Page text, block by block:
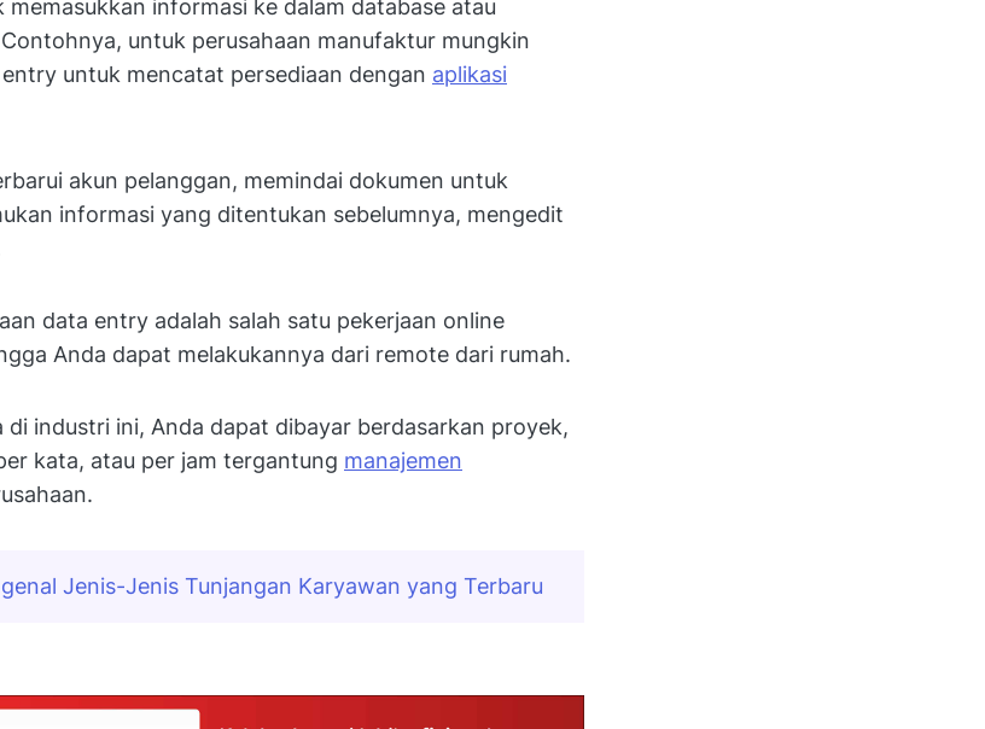
informasi ke dalam database atau
untuk perusahaan manufaktur mungkin
untuk mencatat persediaan dengan aplikasi
akun pelanggan, memindai dokumen untuk
informasi yang ditentukan sebelumnya, mengedit
data entry adalah salah satu pekerjaan online
Anda dapat melakukannya dari remote dari rumah.
di industri ini, Anda dapat dibayar berdasarkan proyek,
kata, atau per jam tergantung manajemen
Jenis-Jenis Tunjangan Karyawan yang Terbaru